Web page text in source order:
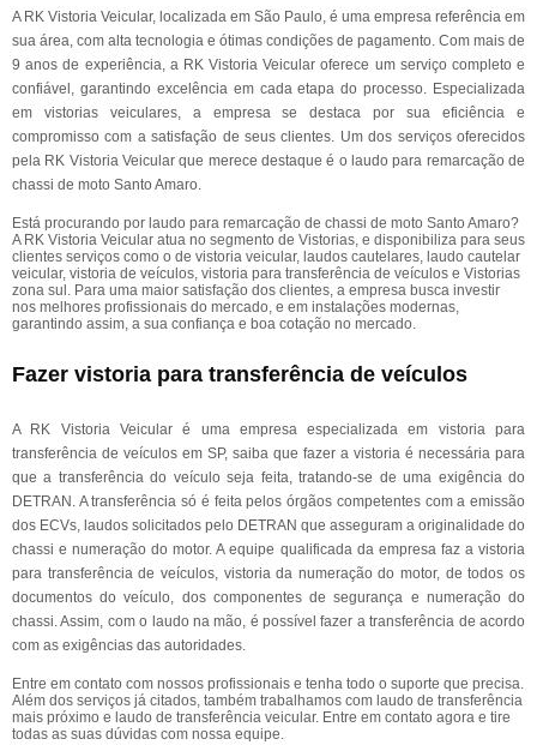
A RK Vistoria Veicular, localizada em São Paulo, é uma empresa referência em
sua área, com alta tecnologia e ótimas condições de pagamento. Com mais de
9 anos de experiência, a RK Vistoria Veicular oferece um serviço completo e
confiável, garantindo excelência em cada etapa do processo. Especializada
em vistorias veiculares, a empresa se destaca por sua eficiência e
compromisso com a satisfação de seus clientes. Um dos serviços oferecidos
pela RK Vistoria Veicular que merece destaque é o laudo para remarcação de
chassi de moto Santo Amaro.
Está procurando por laudo para remarcação de chassi de moto Santo Amaro?
A RK Vistoria Veicular atua no segmento de Vistorias, e disponibiliza para seus
clientes serviços como o de vistoria veicular, laudos cautelares, laudo cautelar
veicular, vistoria de veículos, vistoria para transferência de veículos e Vistorias
zona sul. Para uma maior satisfação dos clientes, a empresa busca investir
nos melhores profissionais do mercado, e em instalações modernas,
garantindo assim, a sua confiança e boa cotação no mercado.
Fazer vistoria para transferência de veículos
A RK Vistoria Veicular é uma empresa especializada em vistoria para
transferência de veículos em SP, saiba que fazer a vistoria é necessária para
que a transferência do veículo seja feita, tratando-se de uma exigência do
DETRAN. A transferência só é feita pelos órgãos competentes com a emissão
dos ECVs, laudos solicitados pelo DETRAN que asseguram a originalidade do
chassi e numeração do motor. A equipe qualificada da empresa faz a vistoria
para transferência de veículos, vistoria da numeração do motor, de todos os
documentos do veículo, dos componentes de segurança e numeração do
chassi. Assim, com o laudo na mão, é possível fazer a transferência de acordo
com as exigências das autoridades.
Entre em contato com nossos profissionais e tenha todo o suporte que precisa.
Além dos serviços já citados, também trabalhamos com laudo de transferência
mais próximo e laudo de transferência veicular. Entre em contato agora e tire
todas as suas dúvidas com nossa equipe.